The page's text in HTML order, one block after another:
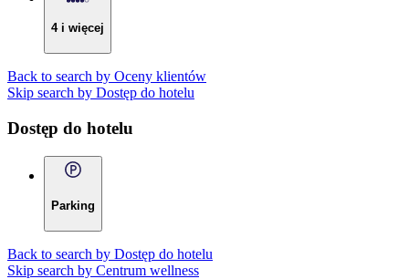
4 i więcej
Back to search by Oceny klientów
Skip search by Dostęp do hotelu
Dostęp do hotelu
Parking
Back to search by Dostęp do hotelu
Skip search by Centrum wellness